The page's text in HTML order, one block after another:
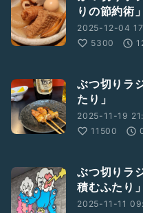
りの節約術」
2025-12-04
5300
ぶつ切りラ
たり」
2025-11-19
11500
ぶつ切りラ
積むふたり」
2025-11-11